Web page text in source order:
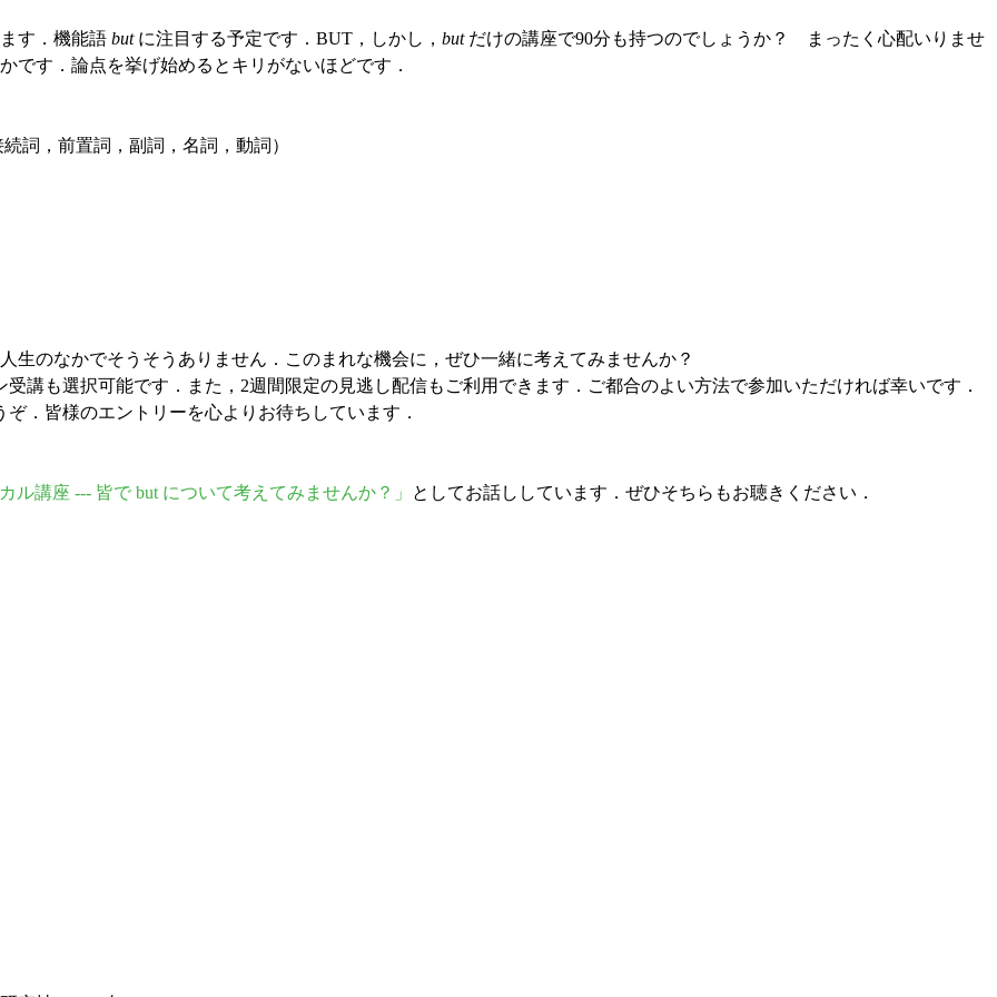
す．機能語 butに注目する予定です．BUT，しかし， butだけの講座で90分も持つのでしょうか？ まったく心配いりませ
です．論点を挙げ始めるとキリがないほどです．
詞，前置詞，副詞，名詞，動詞）
のなかでそうそうありません．このまれな機会に，ぜひ一緒に考えてみませんか？
も選択可能です．また，2週間限定の見逃し配信もご利用できます．ご都合のよい方法で参加いただければ幸いです．
ぞ．皆様のエントリーを心よりお待ちしています．
ル講座 --- 皆で but について考えてみませんか？」 としてお話ししています．ぜひそちらもお聴きください．